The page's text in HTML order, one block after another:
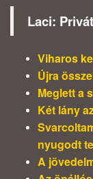
Laci:
Viharos
Újra
Meglett a
Két lány
nyugodt
A